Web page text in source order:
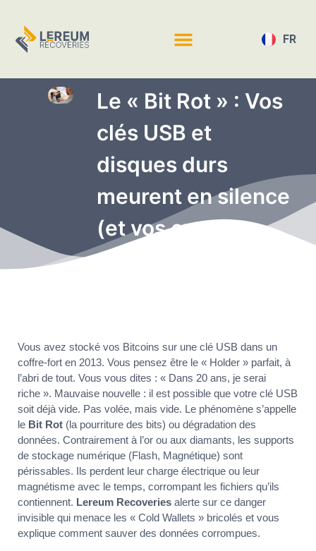
FR
EN
Le « Bit Rot » : Vos
clés USB et
disques durs
meurent en silence
(et vos cryptos
avec)
Vous avez stocké vos Bitcoins sur une clé USB dans un
coffre-fort en 2013. Vous pensez être le « Holder » parfait, à
l’abri de tout. Vous vous dites : « Dans 20 ans, je serai
riche ». Mauvaise nouvelle : il est possible que votre clé USB
soit déjà vide. Pas volée, mais vide. Le phénomène s’appelle
le Bit Rot (la pourriture des bits) ou dégradation des
données. Contrairement à l’or ou aux diamants, les supports
de stockage numérique (Flash, Magnétique) sont
périssables. Ils perdent leur charge électrique ou leur
magnétisme avec le temps, corrompant les fichiers qu’ils
contiennent. Lereum Recoveries alerte sur ce danger
invisible qui menace les « Cold Wallets » bricolés et vous
explique comment sauver des données corrompues.